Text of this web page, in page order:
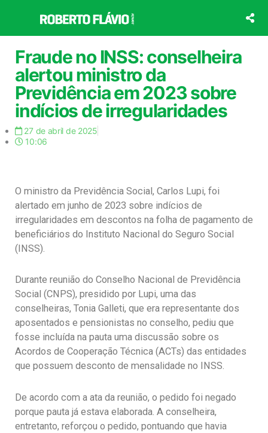
o
conteúdo
Fraude no INSS: conselheira
alertou ministro da
Previdência em 2023 sobre
indícios de irregularidades
27 de abril de 2025
10:06
O ministro da Previdência Social, Carlos Lupi, foi
alertado em junho de 2023 sobre indícios de
irregularidades em descontos na folha de pagamento de
beneficiários do Instituto Nacional do Seguro Social
(INSS).
Durante reunião do Conselho Nacional de Previdência
Social (CNPS), presidido por Lupi, uma das
conselheiras, Tonia Galleti, que era representante dos
aposentados e pensionistas no conselho, pediu que
fosse incluída na pauta uma discussão sobre os
Acordos de Cooperação Técnica (ACTs) das entidades
que possuem desconto de mensalidade no INSS.
De acordo com a ata da reunião, o pedido foi negado
porque pauta já estava elaborada. A conselheira,
entretanto, reforçou o pedido, pontuando que havia